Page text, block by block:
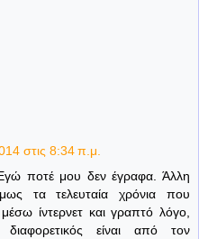
στις 8:34 π.μ.
ποτέ μου δεν έγραφα. Άλλη
τα τελευταία χρόνια που
ίντερνετ και γραπτό λόγο,
είναι από τον